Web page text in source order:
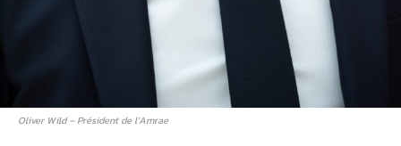
Oliver Wild – Président de l’Amrae